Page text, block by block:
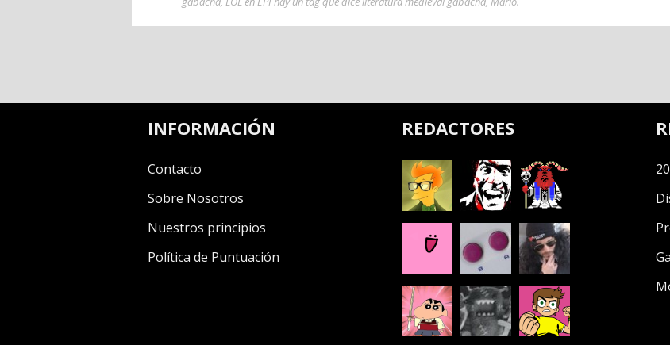
INFORMACIÓN
Contacto
Sobre Nosotros
Nuestros principios
Política de Puntuación
REDACTORES